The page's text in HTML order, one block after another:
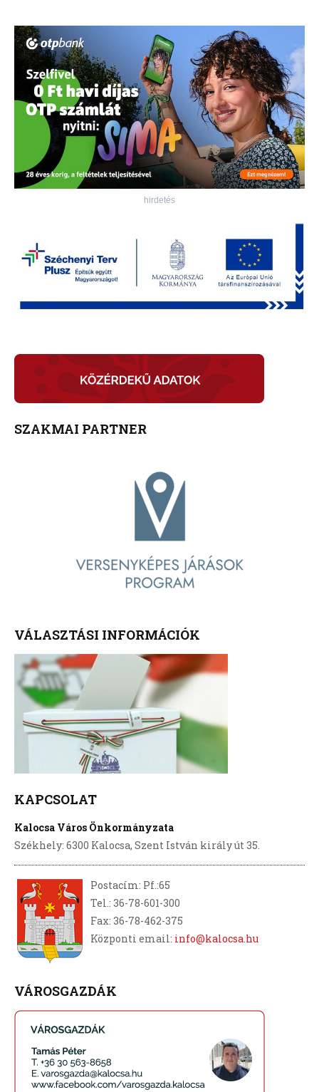
hirdetés
SZAKMAI PARTNER
VÁLASZTÁSI INFORMÁCIÓK
KAPCSOLAT
Kalocsa Város Önkormányzata
Székhely: 6300 Kalocsa, Szent István király út 35.
Postacím: Pf.:65
Tel.: 36-78-601-300
Fax: 36-78-462-375
Központi email: info@kalocsa.hu
VÁROSGAZDÁK